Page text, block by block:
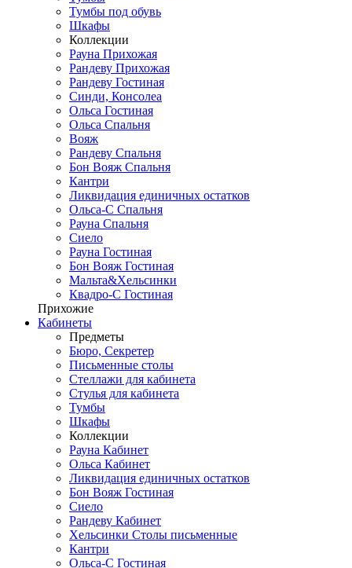
Тумбы под обувь
Шкафы
Коллекции
Рауна Прихожая
Рандеву Прихожая
Рандеву Гостиная
Синди, Консолеа
Ольса Гостиная
Ольса Спальня
Вояж
Рандеву Спальня
Бон Вояж Спальня
Кантри
Ликвидация единичных остатков
Ольса-С Спальня
Рауна Спальня
Сиело
Рауна Гостиная
Бон Вояж Гостиная
Мальта&Хельсинки
Квадро-С Гостиная
Прихожие
Кабинеты
Предметы
Бюро, Секретер
Письменные столы
Стеллажи для кабинета
Стулья для кабинета
Тумбы
Шкафы
Коллекции
Рауна Кабинет
Ольса Кабинет
Ликвидация единичных остатков
Бон Вояж Гостиная
Сиело
Рандеву Кабинет
Хельсинки Столы письменные
Кантри
Ольса-С Гостиная